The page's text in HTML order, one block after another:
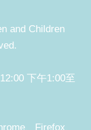
and Children
下午1:00至
、Firefox、